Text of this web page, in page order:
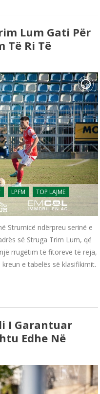
Lum Gati Për
Të Ri Të
LPFM TOP LAJME
Strumicë ndërpreu serinë e
së Struga Trim Lum, që
rrugëtim të fitoreve të reja,
e tabelës së klasifikimit.
I Garantuar
Edhe Në